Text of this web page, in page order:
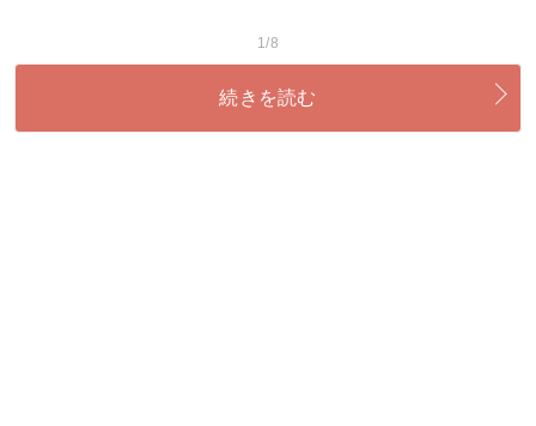
1/8
続きを読む